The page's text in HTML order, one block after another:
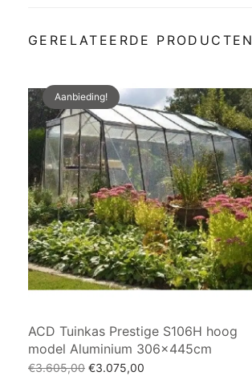
GERELATEERDE PRODUCTEN
Aanbieding!
ACD Tuinkas Prestige S106H hoog
model Aluminium 306x445cm
€3.605,00 Oorspronkelijke
€3.075,00